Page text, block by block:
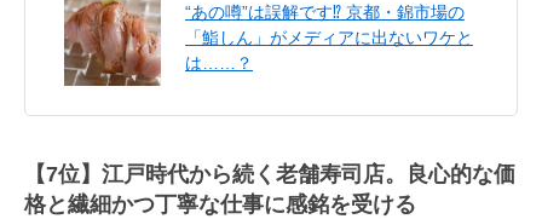
“あの噂”は誤解です⁉ 京都・錦市場の
「鮨しん」がメディアに出ないワケと
は……？
【7位】江戸時代から続く老舗寿司店。良心的な価
格と繊細かつ丁寧な仕事に感銘を受ける